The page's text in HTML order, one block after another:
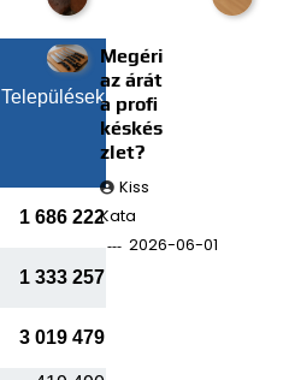
Települések
1 686 222
1 333 257
3 019 479
Megéri
az árát
a profi
késkés
zlet?
Kiss
Kata
2026-06-01